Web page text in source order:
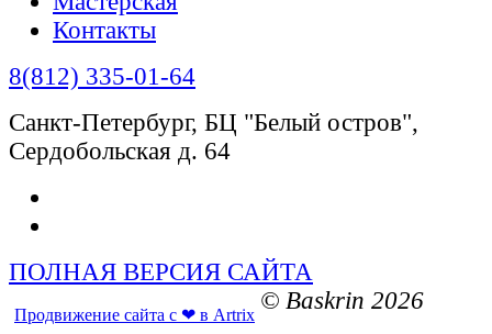
Контакты
8(812) 335-01-64
Санкт-Петербург, БЦ "Белый остров",
Сердобольская д. 64
ПОЛНАЯ ВЕРСИЯ САЙТА
© Baskrin 2026
Продвижение сайта с ❤ в Artrix